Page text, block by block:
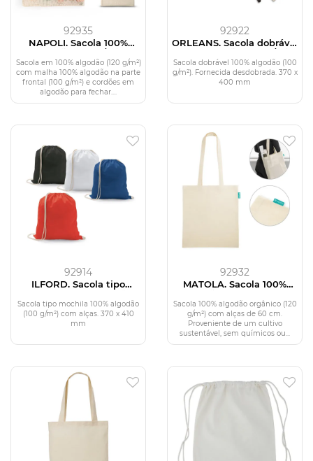
92935
NAPOLI. Sacola 100%
algodão (120 g/m²)
Sacola em 100% algodão (120 g/m²)
com malha 100% algodão na parte
frontal (100 g/m²) e cordões em
algodão para fechar....
92922
ORLEANS. Sacola dobrável
100% algodão (100 g/m²)
Sacola dobrável 100% algodão (100
g/m²). Fornecida desdobrada. 370 x
400 mm
92914
ILFORD. Sacola tipo
(100g/m²)
Sacola tipo mochila 100% algodão
(100 g/m²) com alças. 370 x 410
mm
92932
MATOLA. Sacola 100%
g/m²)
Sacola 100% algodão orgânico (120
g/m²) com alças de 60 cm.
Proveniente de um cultivo
sustentável, sem químicos ou...